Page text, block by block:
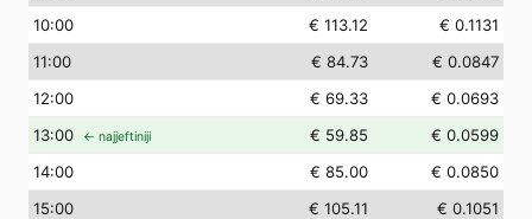
10:00 € 113.12
€ 0.1131
11:00 € 84.73
€ 0.0847
12:00 € 69.33
€ 0.0693
13:00 ← najjeftiniji € 59.85
€ 0.0599
14:00 € 85.00
€ 0.0850
15:00 € 105.11
€ 0.1051